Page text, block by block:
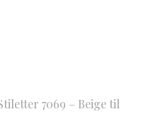
7069 – Beige til